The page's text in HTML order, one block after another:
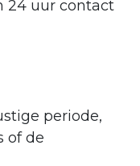
24 uur contact
periode,
of de